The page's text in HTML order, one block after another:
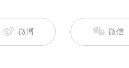
微博 微信